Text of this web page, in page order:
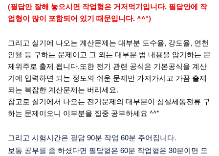
(필답만 잘해 놓으시면 작업형은 거저먹기입니다. 필답안에 작
업형이 많이 포함되어 있기 때문입니다. ^^*)
그리고 실기에 나오는 계산문제는 대부분 도수율, 강도율, 연천
인율 등 구하는 문제이고 그 외는 대부분 법 내용을 암기하는 문
제위주로 출제 됩니다.또한 전기 관련 공식은 기본공식을 계산
기에 입력하면 되는 정도의 쉬운 문제만 가져가시고 가끔 출제
되는 복잡한 계산문제는 버리세요.
참고로 실기에서 나오는 전기문제의 대부분이 심실세동전류 구
하는 문제이오니 이부분을 집중 공부하세요 ^^*
그리고 시험시간은 필답 90분 작업 60분 주어집니다.
보통 공부를 좀 하셨다면 필답형은 60분 작업형은 30분이면 모